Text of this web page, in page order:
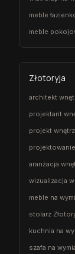
meble
meble
Złotoryja
architekt
projektant
projekt
aranżacja
wizualizacja
meble na
stolarz
kuchnia na
szafa na